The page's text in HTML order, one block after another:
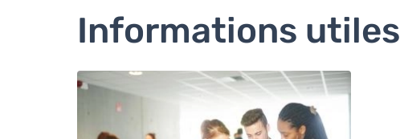
Informations utiles
Image